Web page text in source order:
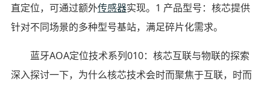
直定位，可通过额外传感器实现。1 产品型号：核芯提供
针对不同场景的多种型号基站，满足碎片化需求。
蓝牙AOA定位技术系列010：核芯互联与物联的探索
深入探讨一下，为什么核芯技术会时而聚焦于互联，时而